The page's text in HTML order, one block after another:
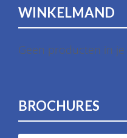
WINKELMAND
Geen producten in je
BROCHURES